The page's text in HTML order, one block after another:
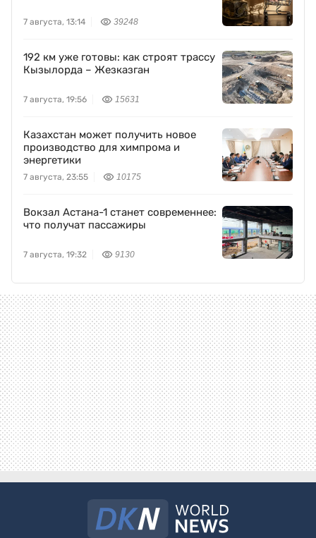
7 августа, 13:14 39248
192 км уже готовы: как строят трассу
Кызылорда – Жезказган
7 августа, 19:56 15631
Казахстан может получить новое
производство для химпрома и
энергетики
7 августа, 23:55 10175
Вокзал Астана-1 станет современнее:
что получат пассажиры
7 августа, 19:32 9130